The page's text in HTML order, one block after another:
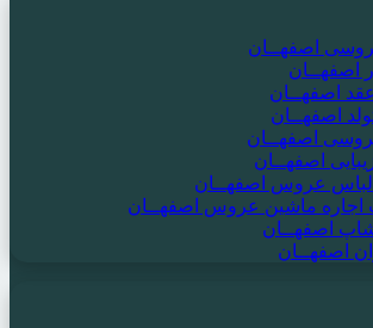
اصفهــان
اصفهــان
اصفهــان
اصفهــان
اصفهــان
اصفهــان
لباس عروس اصفهــان
اجاره ماشین عروس اصفهــان
اصفهــان
اصفهــان